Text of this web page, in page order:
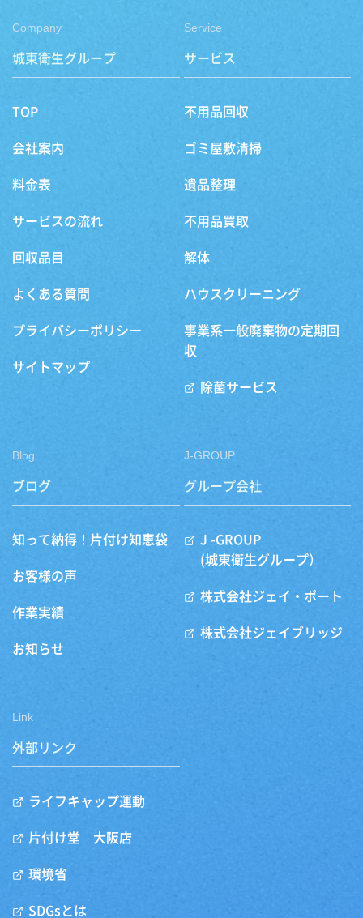
Company
城東衛生グループ
TOP
会社案内
料金表
サービスの流れ
回収品目
よくある質問
プライバシーポリシー
サイトマップ
Service
サービス
不用品回収
ゴミ屋敷清掃
遺品整理
不用品買取
解体
ハウスクリーニング
事業系一般廃棄物の定期回
収
除菌サービス
Blog
ブログ
知って納得！片付け知恵袋
お客様の声
作業実績
お知らせ
J-GROUP
グループ会社
J -GROUP
(城東衛生グループ）
株式会社ジェイ・ポート
株式会社ジェイブリッジ
Link
外部リンク
ライフキャップ運動
片付け堂 大阪店
環境省
SDGsとは